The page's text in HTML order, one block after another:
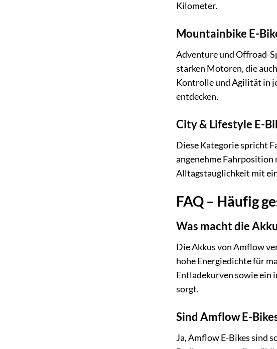
Kilometer.
Mountainbike E-
Adventure und Offroad-
starken Motoren, die
Kontrolle und Agilität in
entdecken.
City & Lifestyle E-
Diese Kategorie spricht
angenehme Fahrposition
Alltagstauglichkeit mit
FAQ – Häufig
Was macht die
Die Akkus von Amflow
hohe Energiedichte für
Entladekurven sowie ein
sorgt.
Sind Amflow E-
Ja, Amflow E-Bikes sind